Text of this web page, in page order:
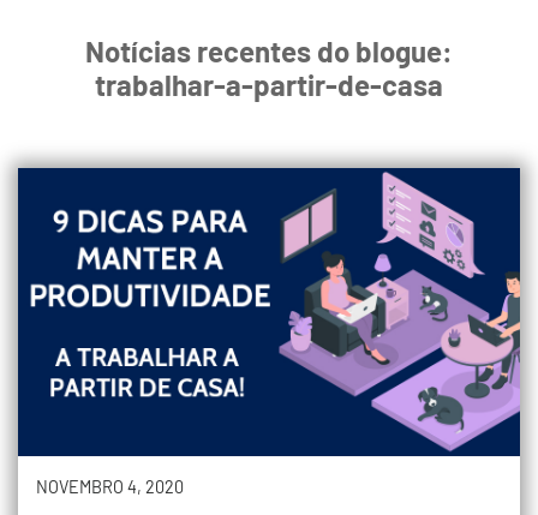
Notícias recentes do blogue:
trabalhar-a-partir-de-casa
NOVEMBRO 4, 2020